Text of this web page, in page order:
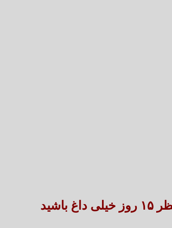
تعارض قوانین؛ مانع پنهان سنددار شدن بخش
طنین شعر عاشورایی در